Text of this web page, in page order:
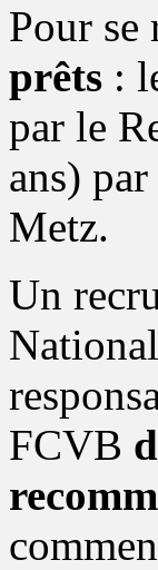
Pour se
prêts :
par le
ans)
Metz.
Un
FCVB